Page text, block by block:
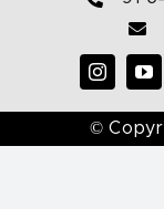
©